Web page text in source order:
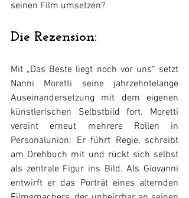
seinen Film umsetzen?
Die Rezension:
Mit „Das Beste liegt noch vor uns“ setzt
Nanni Moretti seine jahrzehntelange
Auseinandersetzung mit dem eigenen
künstlerischen Selbstbild fort. Moretti
vereint erneut mehrere Rollen in
Personalunion: Er führt Regie, schreibt
am Drehbuch mit und rückt sich selbst
als zentrale Figur ins Bild. Als Giovanni
entwirft er das Porträt eines alternden